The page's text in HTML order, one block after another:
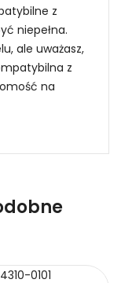
z
niepełna.
ale uważasz,
z
na